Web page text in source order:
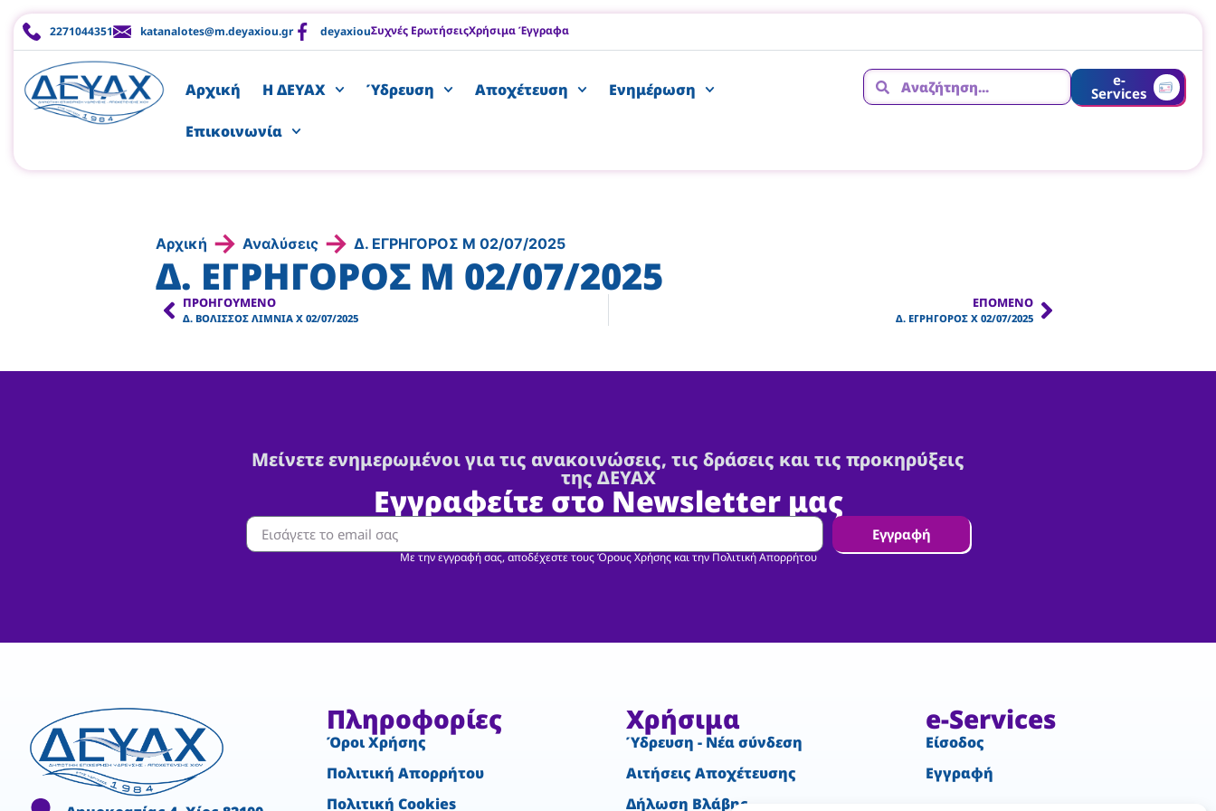
2271044351 katanalotes@m.deyaxiou.gr deyaxiouΣυχνές ΕρωτήσειςΧρήσιμα Έγγραφα
Αρχική Η ΔΕΥΑΧ Ύδρευση Αποχέτευση Ενημέρωση
Επικοινωνία
e-
Services
Αρχική → Αναλύσεις → Δ. ΕΓΡΗΓΟΡΟΣ Μ 02/07/2025
Δ. ΕΓΡΗΓΟΡΟΣ Μ 02/07/2025
ΠΡΟΗΓΟΎΜΕΝΟ
Δ. ΒΟΛΙΣΣΟΣ ΛΙΜΝΙΑ Χ 02/07/2025
ΕΠΌΜΕΝΟ
Δ. ΕΓΡΗΓΟΡΟΣ X 02/07/2025
Μείνετε ενημερωμένοι για τις ανακοινώσεις, τις δράσεις και τις προκηρύξεις
της ΔΕΥΑΧ
Εγγραφείτε στο Newsletter μας
Εγγραφή
Με την εγγραφή σας, αποδέχεστε τους Όρους Χρήσης και την Πολιτική Απορρήτου
Πληροφορίες
Όροι Χρήσης
Πολιτική Απορρήτου
Πολιτική Cookies
Χρήσιμα
Ύδρευση - Νέα σύνδεση
Αιτήσεις Αποχέτευσης
Δήλωση Βλάβης
e-Services
Είσοδος
Εγγραφή